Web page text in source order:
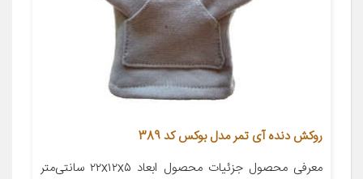
روکش دنده آی تمر مدل بوکس کد 389
معرفی محصول جزئیات محصول ابعاد ۲۲x۱۲x۵ سانتی‌متر